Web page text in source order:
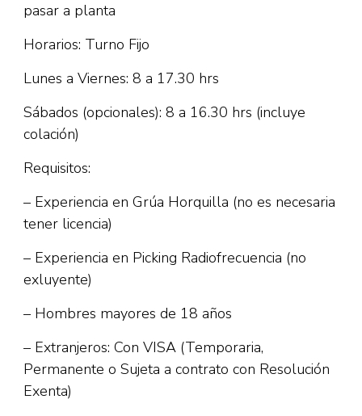
pasar a planta
Horarios: Turno Fijo
Lunes a Viernes: 8 a 17.30 hrs
Sábados (opcionales): 8 a 16.30 hrs (incluye
colación)
Requisitos:
– Experiencia en Grúa Horquilla (no es necesaria
tener licencia)
– Experiencia en Picking Radiofrecuencia (no
exluyente)
– Hombres mayores de 18 años
– Extranjeros: Con VISA (Temporaria,
Permanente o Sujeta a contrato con Resolución
Exenta)